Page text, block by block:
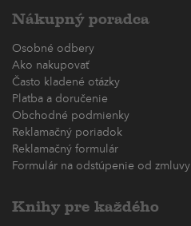
Nákupný poradca
Osobné odbery
Ako nakupovať
Často kladené otázky
Platba a doručenie
Obchodné podmienky
Reklamačný poriadok
Reklamačný formulár
Formulár na odstúpenie od zmluvy
Knihy pre každého